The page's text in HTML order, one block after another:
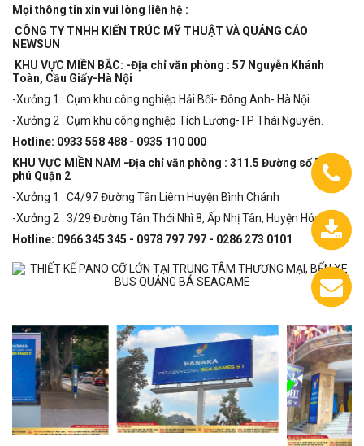
Mọi thông tin xin vui lòng liên hệ :
CÔNG TY TNHH KIẾN TRÚC MỸ THUẬT VÀ QUẢNG CÁO
NEWSUN
KHU VỰC MIỀN BẮC: -Địa chỉ văn phòng : 57 Nguyễn Khánh
Toàn, Cầu Giấy-Hà Nội
-Xưởng 1 : Cụm khu công nghiệp Hải Bối- Đông Anh- Hà Nội
-Xưởng 2 : Cụm khu công nghiệp Tích Lương-TP Thái Nguyên.
Hotline: 0933 558 488 - 0935 110 000
KHU VỰC MIỀN NAM -Địa chỉ văn phòng : 311.5 Đường số 7, P.An
phú Quận 2
-Xưởng 1 : C4/97 Đường Tân Liêm Huyện Bình Chánh
-Xưởng 2 : 3/29 Đường Tân Thới Nhì 8, Ấp Nhị Tân, Huyện Hóc Môn.
Hotline: 0966 345 345 - 0978 797 797 - 0286 273 0101
0933.558.488
với
chúng
tôi